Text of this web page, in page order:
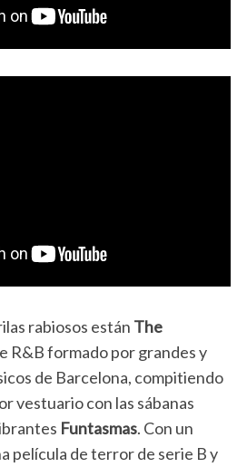
rabiosos están The
R&B formado por grandes y
de Barcelona, compitiendo
vestuario con las sábanas
Funtasmas. Con un
película de terror de serie B y